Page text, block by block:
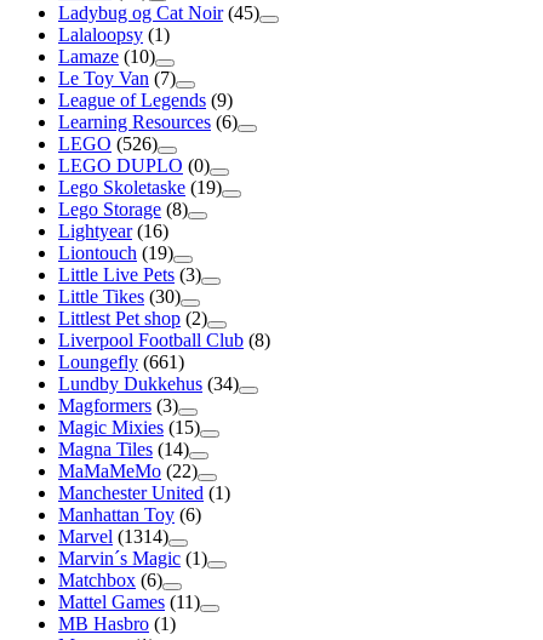
Ladybug og Cat Noir (45)
Lalaloopsy (1)
Lamaze (10)
Le Toy Van (7)
League of Legends (9)
Learning Resources (6)
LEGO (526)
LEGO DUPLO (0)
Lego Skoletaske (19)
Lego Storage (8)
Lightyear (16)
Liontouch (19)
Little Live Pets (3)
Little Tikes (30)
Littlest Pet shop (2)
Liverpool Football Club (8)
Loungefly (661)
Lundby Dukkehus (34)
Magformers (3)
Magic Mixies (15)
Magna Tiles (14)
MaMaMeMo (22)
Manchester United (1)
Manhattan Toy (6)
Marvel (1314)
Marvin´s Magic (1)
Matchbox (6)
Mattel Games (11)
MB Hasbro (1)